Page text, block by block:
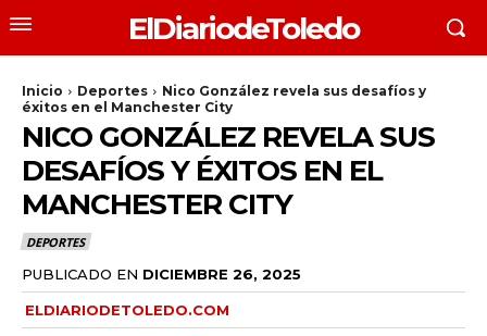
ElDiariodeToledo
Inicio Deportes
Nico González revela sus desafíos y
éxitos en el Manchester City
NICO GONZÁLEZ REVELA SUS
DESAFÍOS Y ÉXITOS EN EL
MANCHESTER CITY
DEPORTES
PUBLICADO EN DICIEMBRE 26, 2025
ELDIARIODETOLEDO.COM